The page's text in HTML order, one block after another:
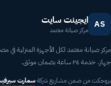
AS ايجينت سايت
مركز صيانة معتمد
مركز صيانة معتمد لكل الأجهزة المنزلية في
جهاز. خدمة ٢٤ ساعة بضمان موثق.
بروجكت من ضمن مشاريع شركةسمارت